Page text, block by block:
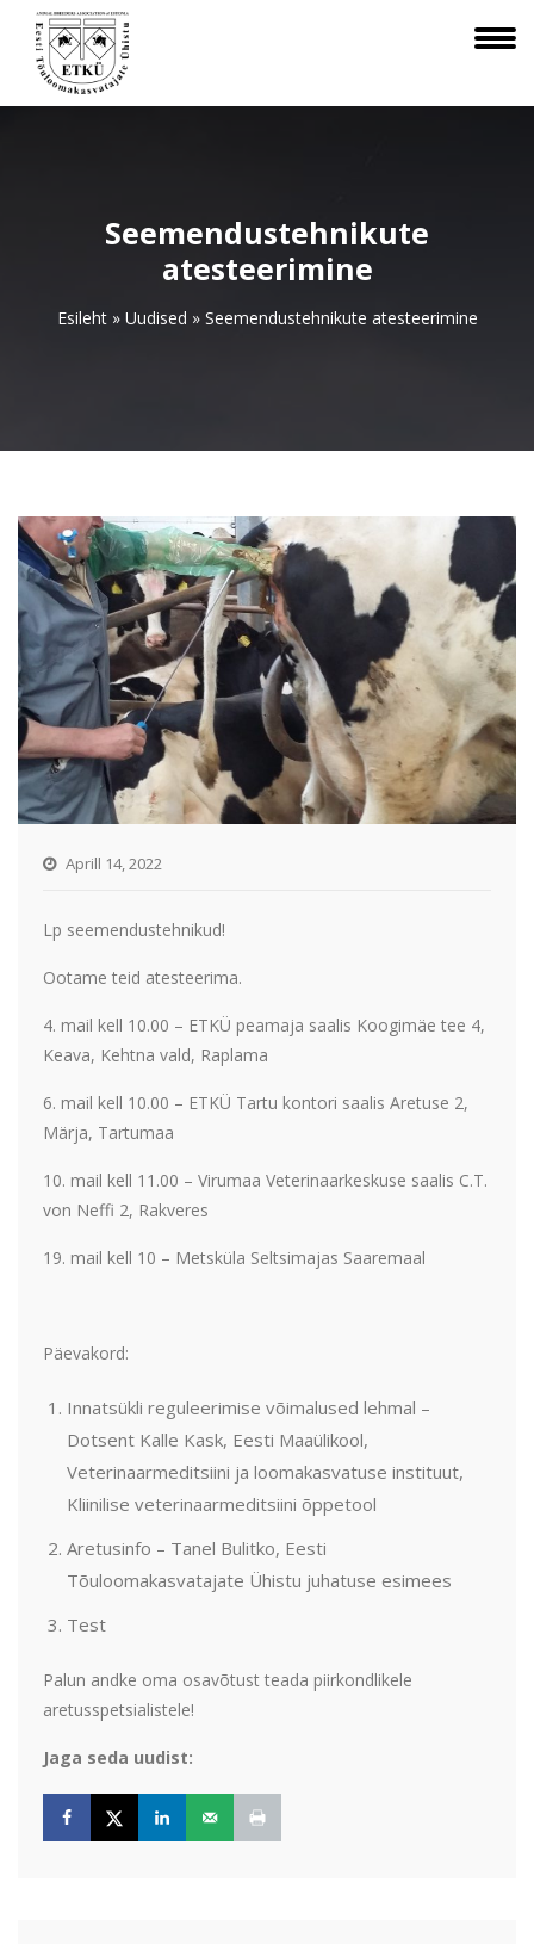
Seemendustehnikute
atesteerimine
Esileht» Uudised » Seemendustehnikute atesteerimine
Aprill 14, 2022
Lp seemendustehnikud!
Ootame teid atesteerima.
4. mail kell 10.00 – ETKÜ peamaja saalis Koogimäe tee 4,
Keava, Kehtna vald, Raplama
6. mail kell 10.00 – ETKÜ Tartu kontori saalis Aretuse 2,
Märja, Tartumaa
10. mail kell 11.00 – Virumaa Veterinaarkeskuse saalis C.T.
von Neffi 2, Rakveres
19. mail kell 10 – Metsküla Seltsimajas Saaremaal
Päevakord:
Innatsükli reguleerimise võimalused lehmal –
Dotsent Kalle Kask, Eesti Maaülikool,
Veterinaarmeditsiini ja loomakasvatuse instituut,
Kliinilise veterinaarmeditsiini õppetool
Aretusinfo – Tanel Bulitko, Eesti
Tõuloomakasvatajate Ühistu juhatuse esimees
Test
Palun andke oma osavõtust teada piirkondlikele
aretusspetsialistele!
Jaga seda uudist: